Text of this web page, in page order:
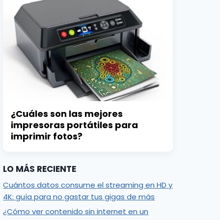
¿Cuáles son las mejores
impresoras portátiles para
imprimir fotos?
LO MÁS RECIENTE
Cuántos datos consume el streaming en HD y
4K: guía para no gastar tus gigas de más
¿Cómo ver contenido sin internet en un